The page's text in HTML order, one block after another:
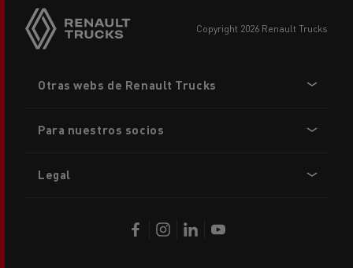
copyright 2026 Renault Trucks
menu
Otras webs de Renault Trucks
Para nuestros socios
Legal